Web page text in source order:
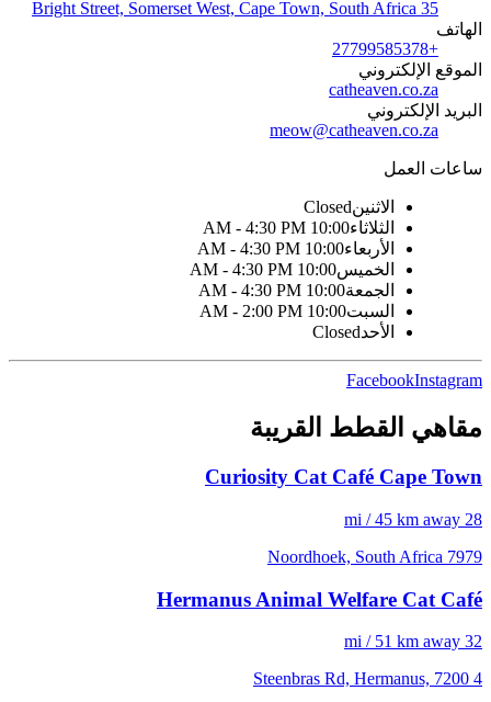
35 Bright Street, Somerset West, Cape Town, South Africa
الهاتف
+27799585378
الموقع الإلكتروني
catheaven.co.za
البريد الإلكتروني
meow@catheaven.co.za
ساعات العمل
الاثنينClosed
الثلاثاء10:00 AM - 4:30 PM
الأربعاء10:00 AM - 4:30 PM
الخميس10:00 AM - 4:30 PM
الجمعة10:00 AM - 4:30 PM
السبت10:00 AM - 2:00 PM
الأحدClosed
FacebookInstagram
مقاهي القطط القريبة
Curiosity Cat Café Cape Town
28 mi / 45 km away
7979 Noordhoek, South Africa
Hermanus Animal Welfare Cat Café
32 mi / 51 km away
4 Steenbras Rd, Hermanus, 7200